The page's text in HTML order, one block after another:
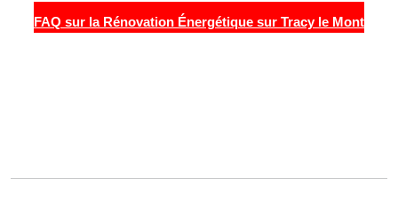
FAQ sur la Rénovation Énergétique sur Tracy le Mont